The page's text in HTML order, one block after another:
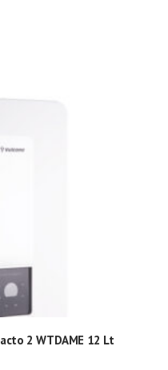
2 WTDAME 12 Lt